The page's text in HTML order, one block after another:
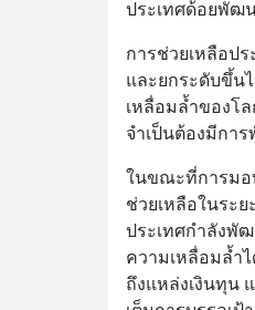
ประเทศด้อยพัฒ
การช่วยเหลือป
และยกระดับขึ้น
เหลื่อมล้ำของโ
จำเป็นต้องมีกา
ในขณะที่การมอ
ช่วยเหลือในระ
ประเทศกำลังพั
ความเหลื่อมล้ำ
ถึงแหล่งเงินทุน